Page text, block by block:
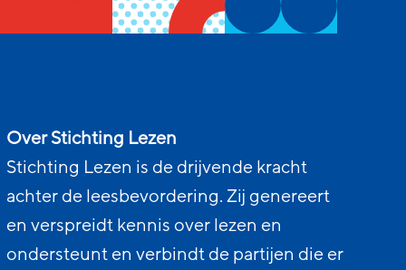
Over Stichting Lezen
Stichting Lezen is de drijvende kracht
achter de leesbevordering. Zij genereert
en verspreidt kennis over lezen en
ondersteunt en verbindt de partijen die er